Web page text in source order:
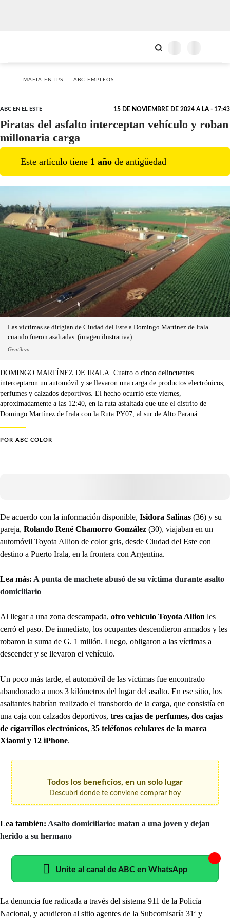
MAFIA EN IPS ABC EMPLEOS
ABC EN EL ESTE 15 DE NOVIEMBRE DE 2024 A LA - 17:43
Piratas del asfalto interceptan vehículo y roban
millonaria carga
Este artículo tiene 1 año de antigüedad
Las víctimas se dirigían de Ciudad del Este a Domingo Martínez de Irala
cuando fueron asaltadas. (imagen ilustrativa).
Gentileza
DOMINGO MARTÍNEZ DE IRALA. Cuatro o cinco delincuentes
interceptaron un automóvil y se llevaron una carga de productos electrónicos,
perfumes y calzados deportivos. El hecho ocurrió este viernes,
aproximadamente a las 12:40, en la ruta asfaltada que une el distrito de
Domingo Martínez de Irala con la Ruta PY07, al sur de Alto Paraná.
POR ABC COLOR
De acuerdo con la información disponible, Isidora Salinas (36) y su
pareja, Rolando René Chamorro González (30), viajaban en un
automóvil Toyota Allion de color gris, desde Ciudad del Este con
destino a Puerto Irala, en la frontera con Argentina.
Lea más: A punta de machete abusó de su víctima durante asalto
domiciliario
Al llegar a una zona descampada, otro vehículo Toyota Allion les
cerró el paso. De inmediato, los ocupantes descendieron armados y les
robaron la suma de G. 1 millón. Luego, obligaron a las víctimas a
descender y se llevaron el vehículo.
Un poco más tarde, el automóvil de las víctimas fue encontrado
abandonado a unos 3 kilómetros del lugar del asalto. En ese sitio, los
asaltantes habrían realizado el transbordo de la carga, que consistía en
una caja con calzados deportivos, tres cajas de perfumes, dos cajas
de cigarrillos electrónicos, 35 teléfonos celulares de la marca
Xiaomi y 12 iPhone.
Todos los beneficios, en un solo lugar
Descubrí donde te conviene comprar hoy
Lea también: Asalto domiciliario: matan a una joven y dejan
herido a su hermano
Unite al canal de ABC en WhatsApp
La denuncia fue radicada a través del sistema 911 de la Policía
Nacional, y acudieron al sitio agentes de la Subcomisaría 31ª y